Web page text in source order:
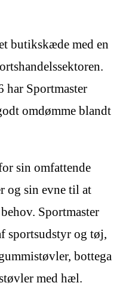
butikskæde med en
har Sportmaster
omdømme blandt
sin omfattende
og sin evne til at
Sportmaster
sportsudstyr og tøj,
bottega
med hæl.